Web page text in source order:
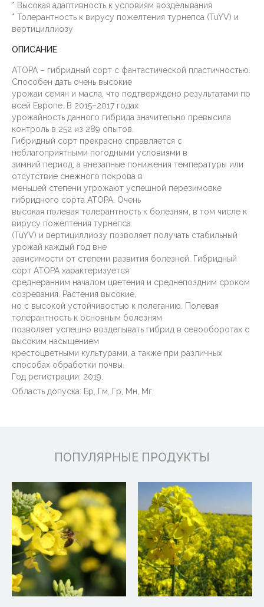
* Высокая адаптивность к условиям возделывания
* Толерантность к вирусу пожелтения турнепса (TuYV) и
вертициллиозу
ОПИСАНИЕ
АТОРА – гибридный сорт с фантастической пластичностью.
Способен дать очень высокие
урожаи семян и масла, что подтверждено результатами по
всей Европе. В 2015–2017 годах
урожайность данного гибрида значительно превысила
контроль в 252 из 289 опытов.
Гибридный сорт прекрасно справляется с
неблагоприятными погодными условиями в
зимний период, а внезапные понижения температуры или
отсутствие снежного покрова в
меньшей степени угрожают успешной перезимовке
гибридного сорта АТОРА. Очень
высокая полевая толерантность к болезням, в том числе к
вирусу пожелтения турнепса
(TuYV) и вертициллиозу позволяет получать стабильный
урожай каждый год вне
зависимости от степени развития болезней. Гибридный
сорт АТОРА характеризуется
среднеранним началом цветения и среднепоздним сроком
созревания. Растения высокие,
но с высокой устойчивостью к полеганию. Полевая
толерантность к основным болезням
позволяет успешно возделывать гибрид в севооборотах с
высоким насыщением
крестоцветными культурами, а также при различных
способах обработки почвы.
Год регистрации: 2019.
Область допуска: Бр, Гм, Гр, Мн, Мг.
ПОПУЛЯРНЫЕ ПРОДУКТЫ